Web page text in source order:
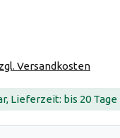
Versandkosten
Lieferzeit: bis 20 Tage